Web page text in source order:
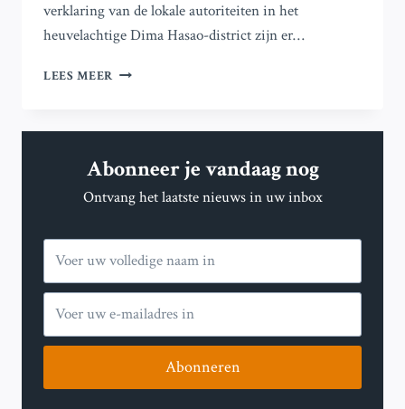
verklaring van de lokale autoriteiten in het
heuvelachtige Dima Hasao-district zijn er…
LEES MEER DRIE
MIJNONGEVAL
HET
NOORDOOSTEN
VAN
Abonneer je vandaag nog
Ontvang het laatste nieuws in uw inbox
Abonneren